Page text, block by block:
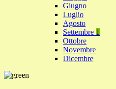
Giugno
Luglio
Agosto
Settembre 1
Ottobre
Novembre
Dicembre